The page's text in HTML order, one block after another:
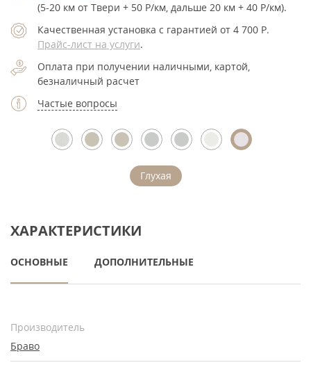
(5-20 км от Твери + 50 Р/км, дальше 20 км + 40 Р/км).
Качественная установка с гарантией от 4 700 Р.
Прайс-лист на услуги.
Оплата при получении наличными, картой,
безналичный расчет
Частые вопросы
Глухая
ХАРАКТЕРИСТИКИ
ОСНОВНЫЕ ДОПОЛНИТЕЛЬНЫЕ
Производитель
Браво